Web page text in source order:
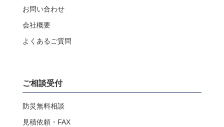
お問い合わせ
会社概要
よくあるご質問
ご相談受付
防災無料相談
見積依頼・FAX